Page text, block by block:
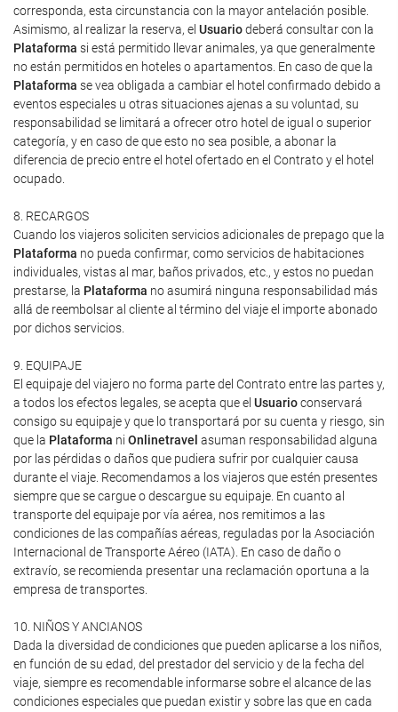
corresponda, esta circunstancia con la mayor antelación posible.
Asimismo, al realizar la reserva, el Usuariodeberá consultar con la
Plataforma si está permitido llevar animales, ya que generalmente
no están permitidos en hoteles o apartamentos. En caso de que la
Plataforma se vea obligada a cambiar el hotel confirmado debido a
eventos especiales u otras situaciones ajenas a su voluntad, su
responsabilidad se limitará a ofrecer otro hotel de igual o superior
categoría, y en caso de que esto no sea posible, a abonar la
diferencia de precio entre el hotel ofertado en el Contrato y el hotel
ocupado.
8. RECARGOS
Cuando los viajeros soliciten servicios adicionales de prepago que la
Plataforma no pueda confirmar, como servicios de habitaciones
individuales, vistas al mar, baños privados, etc., y estos no puedan
prestarse, la Plataforma no asumirá ninguna responsabilidad más
allá de reembolsar al cliente al término del viaje el importe abonado
por dichos servicios.
9. EQUIPAJE
El equipaje del viajero no forma parte del Contrato entre las partes y,
a todos los efectos legales, se acepta que el Usuarioconservará
consigo su equipaje y que lo transportará por su cuenta y riesgo, sin
que la Plataforma ni Onlinetravel asuman responsabilidad alguna
por las pérdidas o daños que pudiera sufrir por cualquier causa
durante el viaje. Recomendamos a los viajeros que estén presentes
siempre que se cargue o descargue su equipaje. En cuanto al
transporte del equipaje por vía aérea, nos remitimos a las
condiciones de las compañías aéreas, reguladas por la Asociación
Internacional de Transporte Aéreo (IATA). En caso de daño o
extravío, se recomienda presentar una reclamación oportuna a la
empresa de transportes.
10. NIÑOS Y ANCIANOS
Dada la diversidad de condiciones que pueden aplicarse a los niños,
en función de su edad, del prestador del servicio y de la fecha del
viaje, siempre es recomendable informarse sobre el alcance de las
condiciones especiales que puedan existir y sobre las que en cada